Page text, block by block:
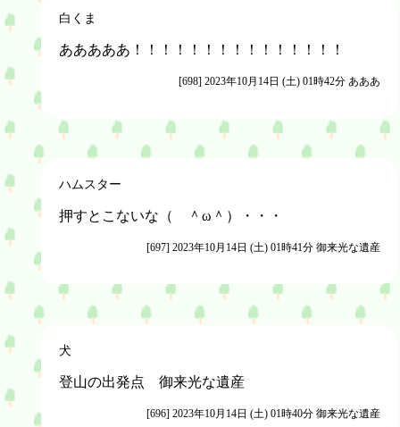
白くま
あああああ！！！！！！！！！！！！！！！
[698] 2023年10月14日 (土) 01時42分 あああ
ハムスター
押すとこないな（ ＾ω＾）・・・
[697] 2023年10月14日 (土) 01時41分 御来光な遺産
犬
登山の出発点 御来光な遺産
[696] 2023年10月14日 (土) 01時40分 御来光な遺産